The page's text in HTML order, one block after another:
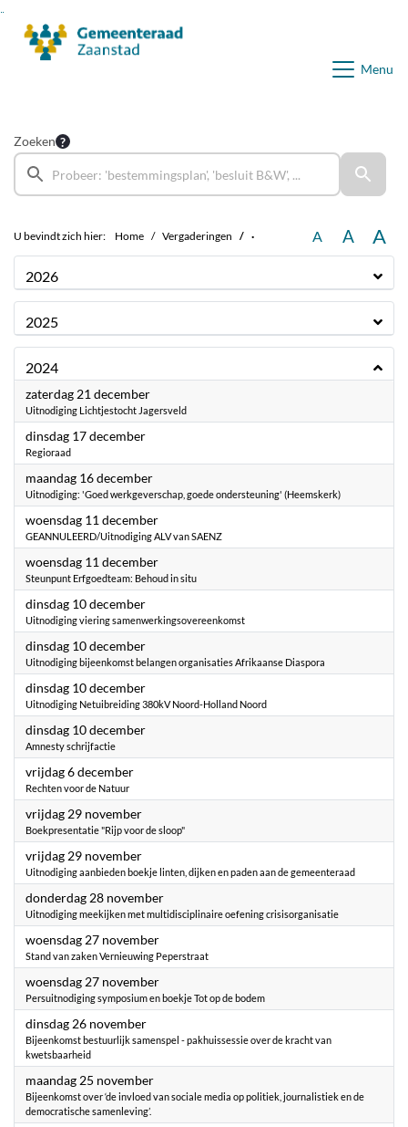
Menu
Zoeken
U bevindt zich hier: Home Vergaderingen · A A A
2026
2025
2024
zaterdag 21 december2024
Uitnodiging Lichtjestocht Jagersveld
dinsdag 17 december2024
Regioraad
maandag 16 december2024
Uitnodiging: 'Goed werkgeverschap, goede ondersteuning' (Heemskerk)
woensdag 11 december2024
GEANNULEERD/Uitnodiging ALV van SAENZ
woensdag 11 december2024
Steunpunt Erfgoedteam: Behoud in situ
dinsdag 10 december2024
Uitnodiging viering samenwerkingsovereenkomst
dinsdag 10 december2024
Uitnodiging bijeenkomst belangen organisaties Afrikaanse Diaspora
dinsdag 10 december2024
Uitnodiging Netuibreiding 380kV Noord-Holland Noord
dinsdag 10 december2024
Amnesty schrijfactie
vrijdag 6 december2024
Rechten voor de Natuur
vrijdag 29 november2024
Boekpresentatie "Rijp voor de sloop"
vrijdag 29 november2024
Uitnodiging aanbieden boekje linten, dijken en paden aan de gemeenteraad
donderdag 28 november2024
Uitnodiging meekijken met multidisciplinaire oefening crisisorganisatie
woensdag 27 november2024
Stand van zaken Vernieuwing Peperstraat
woensdag 27 november2024
Persuitnodiging symposium en boekje Tot op de bodem
dinsdag 26 november2024
Bijeenkomst bestuurlijk samenspel - pakhuissessie over de kracht van
kwetsbaarheid
maandag 25 november2024
Bijeenkomst over ‘de invloed van sociale media op politiek, journalistiek en de
democratische samenleving’.